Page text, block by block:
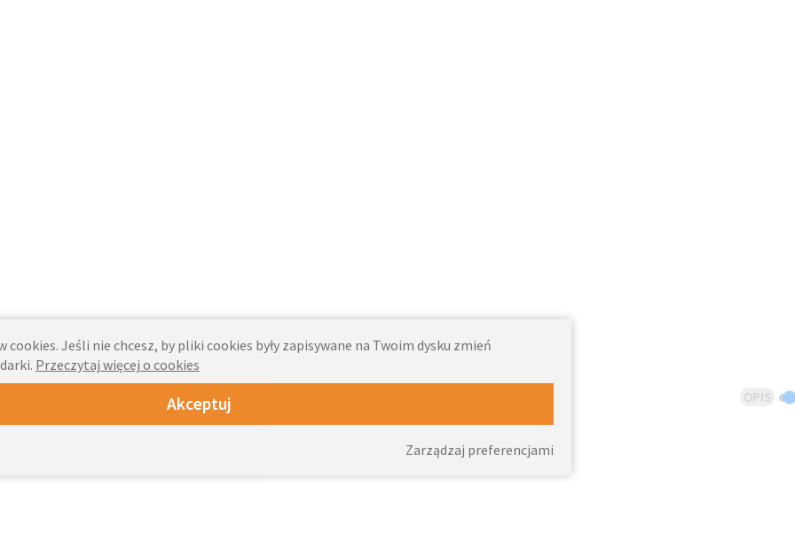
OPIS
cookies. Jeśli nie chcesz, by pliki cookies były zapisywane na Twoim dysku zmień
Przeczytaj więcej o cookies
Akceptuj
Zarządzaj preferencjami